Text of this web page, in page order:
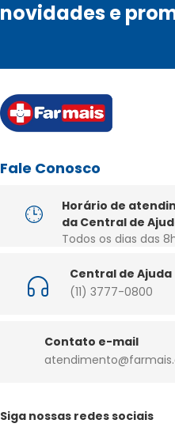
novidades e
Fale Conosco
Horário de
da Central de
Todos os dias das
Central de Ajuda
(11) 3777-0800
Contato e-mail
Siga nossas redes sociais